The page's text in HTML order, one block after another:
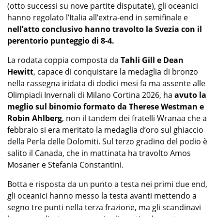
(otto successi su nove partite disputate), gli oceanici
hanno regolato l’Italia all’extra-end in semifinale e
nell’atto conclusivo hanno travolto la Svezia con il
perentorio punteggio di 8-4.
La rodata coppia composta da Tahli Gill e Dean
Hewitt, capace di conquistare la medaglia di bronzo
nella rassegna iridata di dodici mesi fa ma assente alle
Olimpiadi Invernali di Milano Cortina 2026, ha avuto la
meglio sul binomio formato da Therese Westman e
Robin Ahlberg, non il tandem dei fratelli Wranaa che a
febbraio si era meritato la medaglia d’oro sul ghiaccio
della Perla delle Dolomiti. Sul terzo gradino del podio è
salito il Canada, che in mattinata ha travolto Amos
Mosaner e Stefania Constantini.
Botta e risposta da un punto a testa nei primi due end,
gli oceanici hanno messo la testa avanti mettendo a
segno tre punti nella terza frazione, ma gli scandinavi